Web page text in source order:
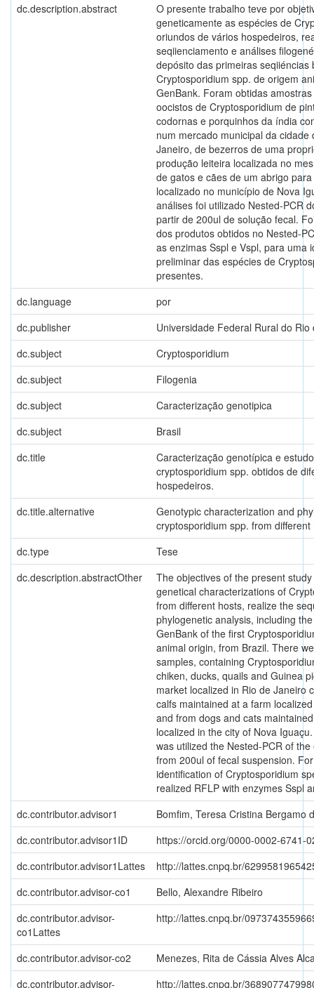
dc.description.abstract
O presente trabalho teve por
geneticamente as espécies de
oriundos de vários hospedeiros,
seqiienciamento e análises
depósito das primeiras seqiiéncias
Cryptosporidium spp. de origem
GenBank. Foram obtidas
oocistos de Cryptosporidium de
codornas e porquinhos da índia
num mercado municipal da cidade
Janeiro, de bezerros de uma
produção leiteira localizada no
de gatos e cães de um abrigo
localizado no município de Nova
análises foi utilizado Nested-PCR
partir de 200ul de solução fecal.
dos produtos obtidos no Nested-
as enzimas Sspl e Vspl, para uma
preliminar das espécies de
presentes.
dc.language
por
dc.publisher
Universidade Federal Rural do Rio
dc.subject
Cryptosporidium
dc.subject
Filogenia
dc.subject
Caracterização genotipica
dc.subject
Brasil
dc.title
Caracterização genotípica e
cryptosporidium spp. obtidos de
hospedeiros.
dc.title.alternative
Genotypic characterization and
cryptosporidium spp. from different
dc.type
Tese
dc.description.abstractOther
The objectives of the present
genetical characterizations of
from different hosts, realize the
phylogenetic analysis, including
GenBank of the first
animal origin, from Brazil. There
samples, containing
chiken, ducks, quails and Guinea
market localized in Rio de Janeiro
calfs maintained at a farm
and from dogs and cats
localized in the city of Nova
was utilized the Nested-PCR of
from 200ul of fecal suspension.
identification of Cryptosporidium
realized RFLP with enzymes Sspl
dc.contributor.advisor1
Bomfim, Teresa Cristina Bergamo
dc.contributor.advisor1ID
https://orcid.org/0000-0002-6741-
dc.contributor.advisor1Lattes
http://lattes.cnpq.br/
dc.contributor.advisor-co1
Bello, Alexandre Ribeiro
dc.contributor.advisor-
co1Lattes
http://lattes.cnpq.br/
dc.contributor.advisor-co2
Menezes, Rita de Cássia Alves
dc.contributor.advisor-
http://lattes.cnpq.br/